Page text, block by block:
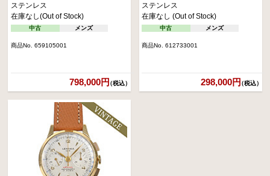
ステンレス
在庫なし(Out of Stock)
中古 メンズ
商品No. 659105001
798,000円（税込）
ステンレス
在庫なし (Out of Stock)
中古 メンズ
商品No. 612733001
298,000円（税込）